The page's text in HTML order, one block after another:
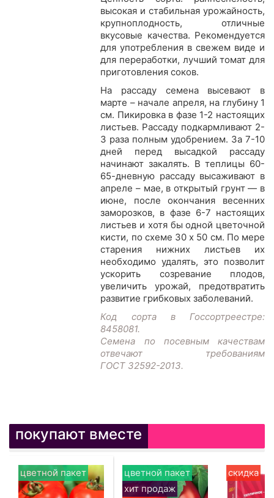
высокая и стабильная урожайность,
крупноплодность, отличные
вкусовые качества. Рекомендуется
для употребления в свежем виде и
для переработки, лучший томат для
приготовления соков.
На рассаду семена высевают в
марте – начале апреля, на глубину 1
см. Пикировка в фазе 1-2 настоящих
листьев. Рассаду подкармливают 2-
3 раза полным удобрением. За 7-10
дней перед высадкой рассаду
начинают закалять. В теплицы 60-
65-дневную рассаду высаживают в
апреле – мае, в открытый грунт — в
июне, после окончания весенних
заморозков, в фазе 6-7 настоящих
листьев и хотя бы одной цветочной
кисти, по схеме 30 х 50 см. По мере
старения нижних листьев их
необходимо удалять, это позволит
ускорить созревание плодов,
увеличить урожай, предотвратить
развитие грибковых заболеваний.
Код сорта в Госсортреестре:
8458081.
Семена по посевным качествам
отвечают требованиям
ГОСТ 32592-2013.
покупают вместе
цветной пакет
цветной пакет
хит продаж
скидка